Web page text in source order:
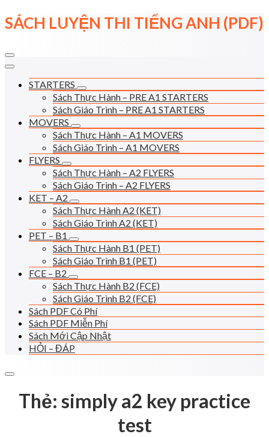
Skip
to
SÁCH LUYỆN THI TIẾNG ANH (PDF)
STARTERS
Sách Thực Hành – PRE A1 STARTERS
Sách Giáo Trình – PRE A1 STARTERS
MOVERS
Sách Thực Hành – A1 MOVERS
Sách Giáo Trình – A1 MOVERS
FLYERS
Sách Thực Hành – A2 FLYERS
Sách Giáo Trình – A2 FLYERS
KET – A2
Sách Thực Hành A2 (KET)
Sách Giáo Trình A2 (KET)
PET – B1
Sách Thực Hành B1 (PET)
Sách Giáo Trình B1 (PET)
FCE – B2
Sách Thực Hành B2 (FCE)
Sách Giáo Trình B2 (FCE)
Sách PDF Có Phí
Sách PDF Miễn Phí
Sách Mới Cập Nhật
HỎI – ĐÁP
Thẻ: simply a2 key practice
test